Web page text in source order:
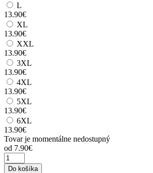
L
13.90€
XL
13.90€
XXL
13.90€
3XL
13.90€
4XL
13.90€
5XL
13.90€
6XL
13.90€
Tovar je momentálne nedostupný
od 7.90€
Do košíka